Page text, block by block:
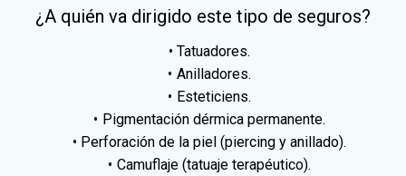
¿A quién va dirigido este tipo de seguros?
Tatuadores.
Anilladores.
Esteticiens.
Pigmentación dérmica permanente.
Perforación de la piel (piercing y anillado).
Camuflaje (tatuaje terapéutico).